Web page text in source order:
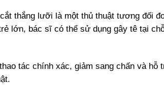
thắng lưỡi là một thủ thuật tương đối
lớn, bác sĩ có thể sử dụng gây tê tại
tác chính xác, giảm sang chấn và